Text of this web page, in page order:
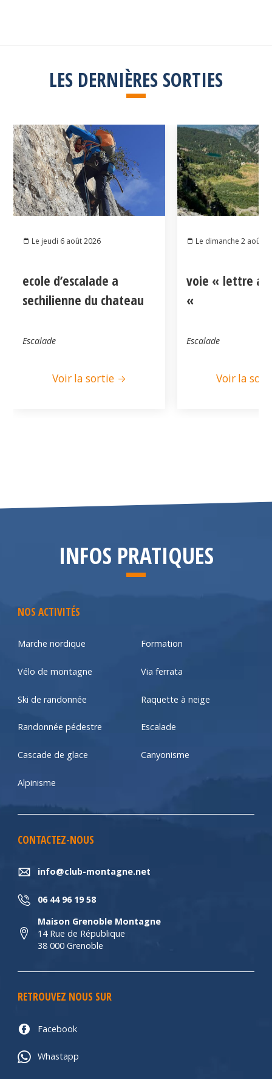
LES DERNIÈRES SORTIES
Le jeudi 6 août 2026
ecole d’escalade a
sechilienne du chateau
Escalade
Voir la sortie
Le dimanche 2 août
voie « lettre
«
Escalade
Voir la
INFOS PRATIQUES
NOS ACTIVITÉS
Marche nordique Formation
Vélo de montagne Via ferrata
Ski de randonnée Raquette à neige
Randonnée pédestre Escalade
Cascade de glace Canyonisme
Alpinisme
CONTACTEZ-NOUS
info@club-montagne.net
06 44 96 19 58
Maison Grenoble Montagne
14 Rue de République
38 000 Grenoble
RETROUVEZ NOUS SUR
Facebook
Whastapp